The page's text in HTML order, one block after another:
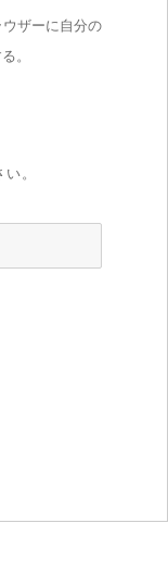
ザーに自分の
。
。